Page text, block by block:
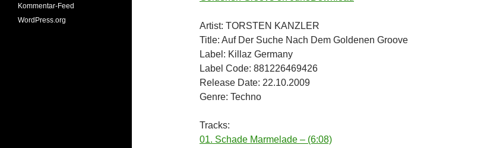
Artist: TORSTEN KANZLER
Title: Auf Der Suche Nach Dem Goldenen Groove
Label: Killaz Germany
Label Code: 881226469426
Release Date: 22.10.2009
Genre: Techno
Tracks:
01. Schade Marmelade – (6:08)
Kommentar-Feed
WordPress.org